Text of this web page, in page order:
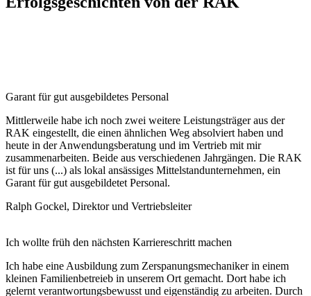
Garant für gut ausgebildetes Personal
Mittlerweile habe ich noch zwei weitere Leistungsträger aus der
RAK eingestellt, die einen ähnlichen Weg absolviert haben und
heute in der Anwendungsberatung und im Vertrieb mit mir
zusammenarbeiten. Beide aus verschiedenen Jahrgängen. Die RAK
ist für uns (...) als lokal ansässiges Mittelstandunternehmen, ein
Garant für gut ausgebildetet Personal.
Ralph Gockel, Direktor und Vertriebsleiter
Ich wollte früh den nächsten Karriereschritt machen
Ich habe eine Ausbildung zum Zerspanungsmechaniker in einem
kleinen Familienbetreieb in unserem Ort gemacht. Dort habe ich
gelernt verantwortungsbewusst und eigenständig zu arbeiten. Durch